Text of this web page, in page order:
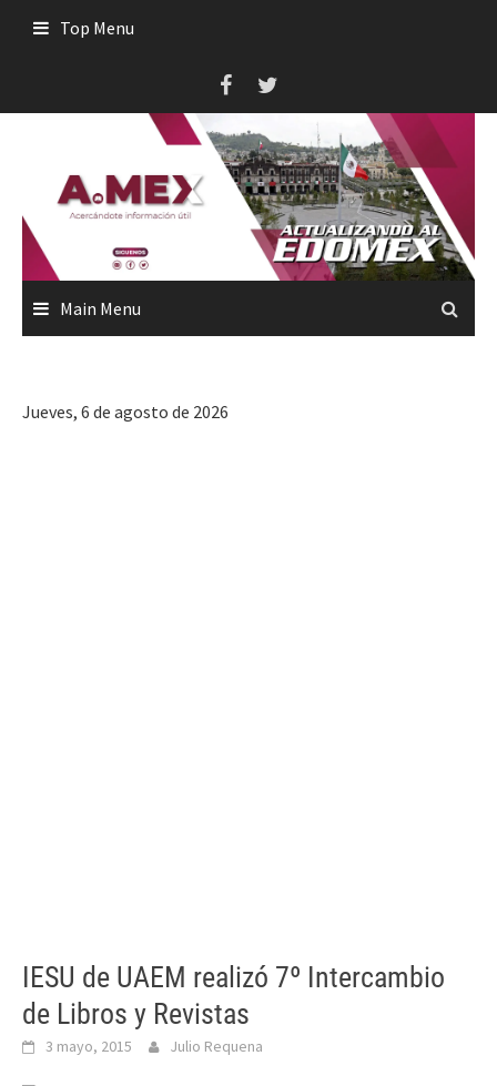
Top Menu
Main Menu
Jueves, 6 de agosto de 2026
IESU de UAEM realizó 7º Intercambio
de Libros y Revistas
3 mayo, 2015 Julio Requena